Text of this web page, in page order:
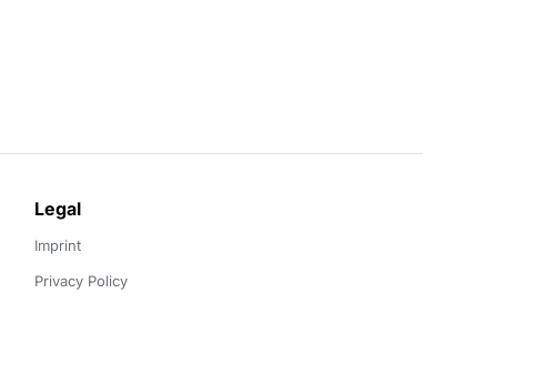
Legal
Imprint
Privacy Policy